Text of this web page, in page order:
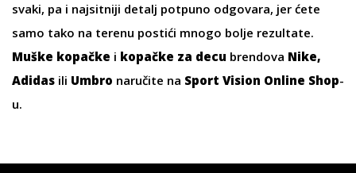
svaki, pa i najsitniji detalj potpuno odgovara, jer ćete
samo tako na terenu postići mnogo bolje rezultate.
Muške kopačke i kopačke za decu brendova Nike,
Adidas ili Umbro naručite na Sport Vision Online Shop-
u.